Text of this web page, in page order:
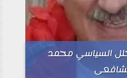
السياسي محمد